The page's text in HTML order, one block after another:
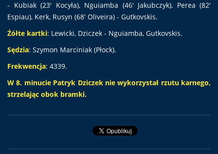
- Kubiak (23' Kocyła), Nguiamba (46' Jakubczyk), Perea (82'
Espiau), Kerk, Rusyn (68' Oliveira) - Gutkovskis.
Źółte kartki: Lewicki, Dziczek - Nguiamba, Gutkovskis.
Sędzia: Szymon Marciniak (Płock).
Frekwencja: 4339.
W 8. minucie Patryk Dziczek nie wykorzystał rzutu karnego,
strzelając obok bramki.